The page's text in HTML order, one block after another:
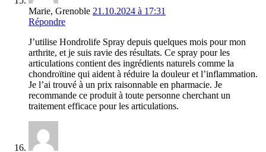
Marie, Grenoble 21.10.2024 à 17:31
Répondre
J’utilise Hondrolife Spray depuis quelques mois pour mon
arthrite, et je suis ravie des résultats. Ce spray pour les
articulations contient des ingrédients naturels comme la
chondroïtine qui aident à réduire la douleur et l’inflammation.
Je l’ai trouvé à un prix raisonnable en pharmacie. Je
recommande ce produit à toute personne cherchant un
traitement efficace pour les articulations.